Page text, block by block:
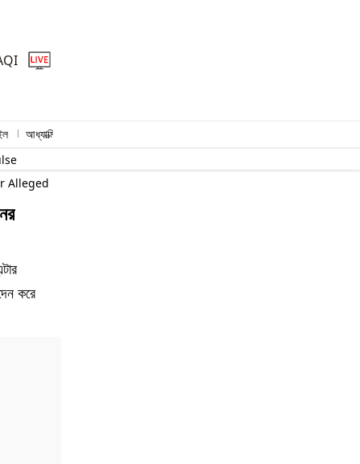
আধ্যাত্মিক
Money Laundering and Financial Transactions
করে